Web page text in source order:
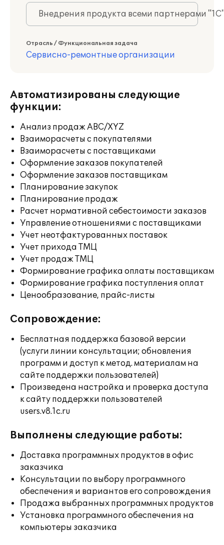
Внедрения продукта всеми партнерами
Отрасль / Функциональная задача
Сервисно-ремонтные организации
Автоматизированы следующие
функции:
Анализ продаж ABC/XYZ
Взаиморасчеты с покупателями
Взаиморасчеты с поставщиками
Оформление заказов покупателей
Оформление заказов поставщикам
Планирование закупок
Планирование продаж
Расчет нормативной себестоимости заказов
Управление отношениями с поставщиками
Учет неотфактурованных поставок
Учет прихода ТМЦ
Учет продаж ТМЦ
Формирование графика оплаты поставщикам
Формирование графика поступления оплат
Ценообразование, прайс-листы
Сопровождение:
Бесплатная поддержка базовой версии
(услуги линии консультации; обновления
программ и доступ к метод. материалам на
сайте поддержки пользователей)
Произведена настройка и проверка доступа
к сайту поддержки пользователей
users.v8.1c.ru
Выполнены следующие работы:
Доставка программных продуктов в офис
заказчика
Консультации по выбору программного
обеспечения и вариантов его сопровождения
Продажа выбранных программных продуктов
Установка программного обеспечения на
компьютеры заказчика